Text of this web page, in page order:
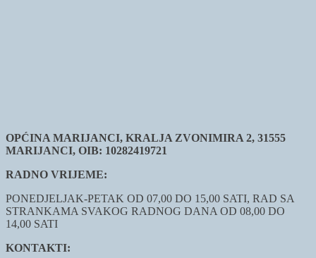
OPĆINA MARIJANCI, KRALJA ZVONIMIRA 2, 31555
MARIJANCI, OIB: 10282419721
RADNO VRIJEME:
PONEDJELJAK-PETAK OD 07,00 DO 15,00 SATI, RAD SA
STRANKAMA SVAKOG RADNOG DANA OD 08,00 DO
14,00 SATI
KONTAKTI: